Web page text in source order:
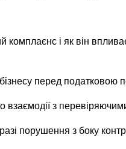
комплаєнс і як він
перед податковою
взаємодії з
порушення з боку